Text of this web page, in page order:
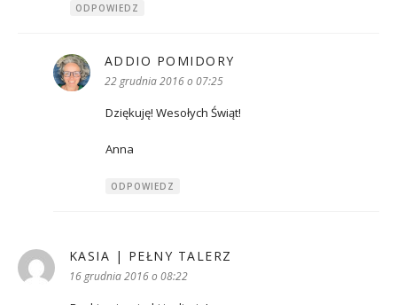
ODPOWIEDZ
ADDIO POMIDORY
22 grudnia 2016 o 07:25
Dziękuję! Wesołych Świąt!
Anna
ODPOWIEDZ
KASIA | PEŁNY TALERZ
16 grudnia 2016 o 08:22